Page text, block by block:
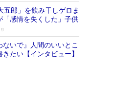
五郎」を飲み干しゲロま
感情を失くした」子供
いで』人間のいいとこ
たい【インタビュー】